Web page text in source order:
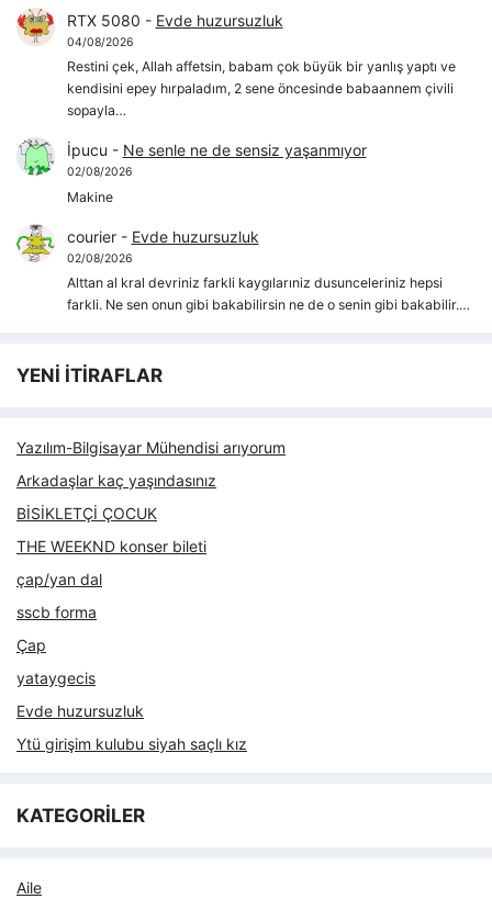
RTX 5080 - Evde huzursuzluk
04/08/2026
Restini çek, Allah affetsin, babam çok büyük bir yanlış yaptı ve
kendisini epey hırpaladım, 2 sene öncesinde babaannem çivili
sopayla…
İpucu - Ne senle ne de sensiz yaşanmıyor
02/08/2026
Makine
courier- Evde huzursuzluk
02/08/2026
Alttan al kral devriniz farkli kaygılarıniz dusunceleriniz hepsi
farkli. Ne sen onun gibi bakabilirsin ne de o senin gibi bakabilir.…
YENİ İTİRAFLAR
Yazılım-Bilgisayar Mühendisi arıyorum
Arkadaşlar kaç yaşındasınız
BİSİKLETÇİ ÇOCUK
THE WEEKND konser bileti
çap/yan dal
sscb forma
Çap
yataygecis
Evde huzursuzluk
Ytü girişim kulubu siyah saçlı kız
KATEGORİLER
Aile